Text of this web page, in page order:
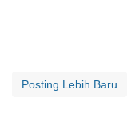
Posting Lebih Baru